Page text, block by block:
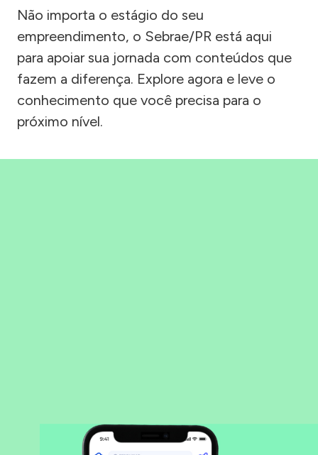
Não importa o estágio do seu
empreendimento, o Sebrae/PR está aqui
para apoiar sua jornada com conteúdos que
fazem a diferença. Explore agora e leve o
conhecimento que você precisa para o
próximo nível.